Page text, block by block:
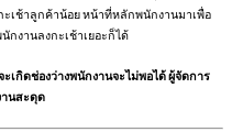
ะเช้าลูกค้าน้อย หน้าที่หลักพนักงานมาเพื่อ
กงานลงกะเช้าเยอะก็ได้
เกิดช่องว่างพนักงานจะไม่พอได้ ผู้จัดการ
านสะดุด